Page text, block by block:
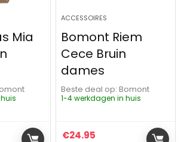
Mia
Bomont
ACCESSOIRES
Bomont Riem
Cece Bruin
dames
Beste deal op:
Bomont
1-4 werkdagen in huis
€24.95